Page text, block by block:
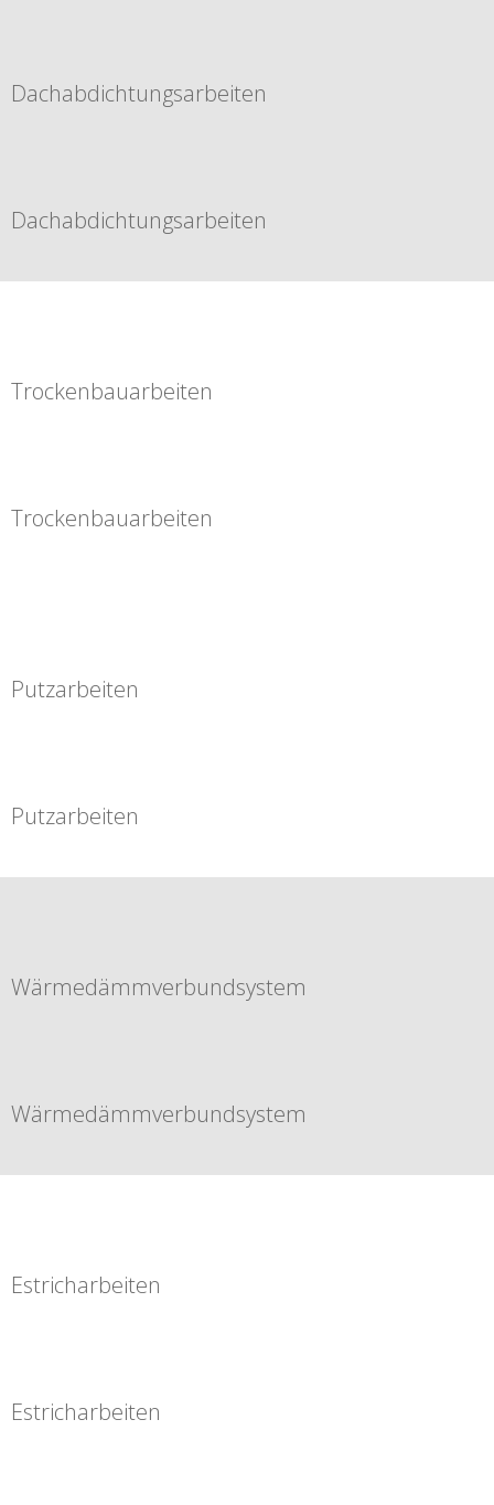
Dachabdichtungsarbeiten
Dachabdichtungsarbeiten
Trockenbauarbeiten
Trockenbauarbeiten
Putzarbeiten
Putzarbeiten
Wärmedämmverbundsystem
Wärmedämmverbundsystem
Estricharbeiten
Estricharbeiten